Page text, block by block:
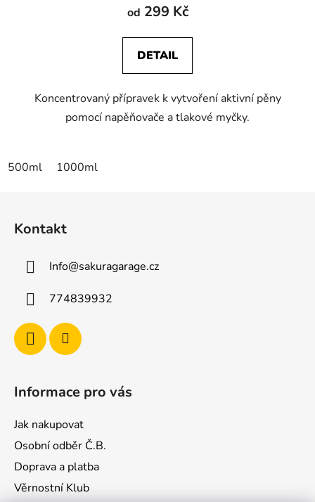
od 299 Kč
DETAIL
Koncentrovaný přípravek k vytvoření aktivní pěny
pomocí napěňovače a tlakové myčky.
500ml 1000ml
Kontakt
Info@sakuragarage.cz
774839932
Informace pro vás
Jak nakupovat
Osobní odběr Č.B.
Doprava a platba
Věrnostní Klub